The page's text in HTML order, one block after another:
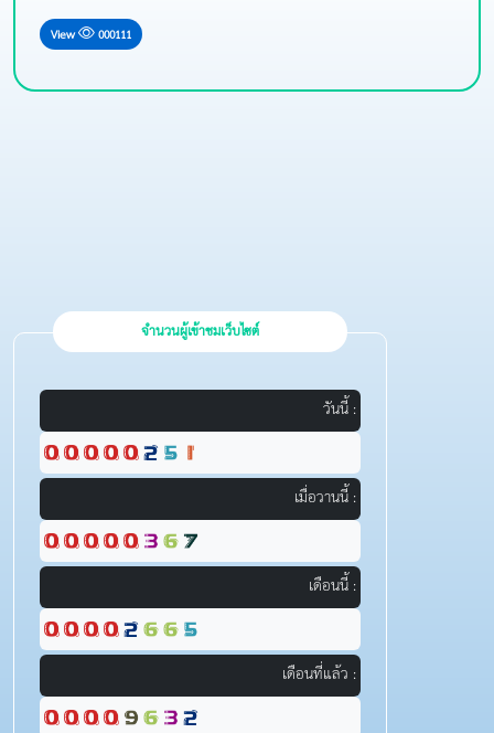
View 000111
จำนวนผู้เข้าชมเว็บไซต์
วันนี้ :
เมื่อวานนี้ :
เดือนนี้ :
เดือนที่แล้ว :